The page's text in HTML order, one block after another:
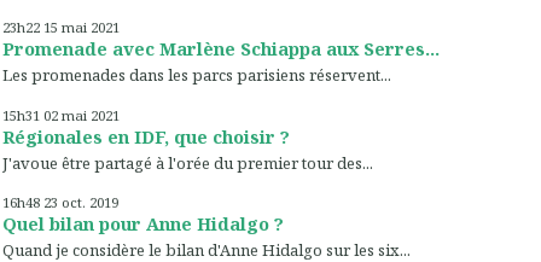
23h22 15 mai 2021
Promenade avec Marlène Schiappa aux Serres...
Les promenades dans les parcs parisiens réservent...
15h31 02 mai 2021
Régionales en IDF, que choisir ?
J'avoue être partagé à l'orée du premier tour des...
16h48 23 oct. 2019
Quel bilan pour Anne Hidalgo ?
Quand je considère le bilan d'Anne Hidalgo sur les six...